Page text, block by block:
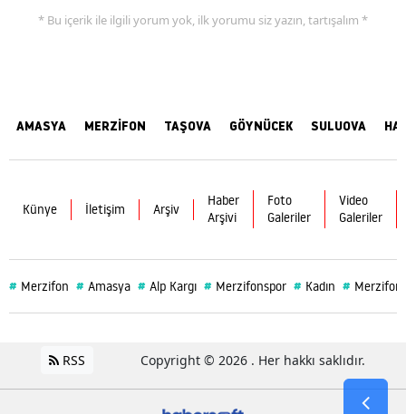
* Bu içerik ile ilgili yorum yok, ilk yorumu siz yazın, tartışalım *
AMASYA MERZİFON TAŞOVA GÖYNÜCEK SULUOVA
Künye İletişim Arşiv
Haber
Arşivi
Foto
Galeriler
Video
Galeriler
# Merzifon # Amasya # Alp Kargı # Merzifonspor # Kadın # Merzifon
RSS Copyright © 2026 . Her hakkı saklıdır.